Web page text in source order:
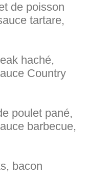
de poisson
tartare,
haché,
Country
poulet pané,
barbecue,
bacon